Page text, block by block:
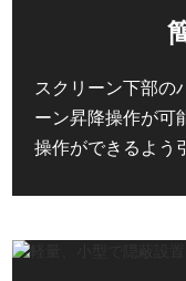
スクリーン下部の
ーン昇降操作が可
操作ができるよう